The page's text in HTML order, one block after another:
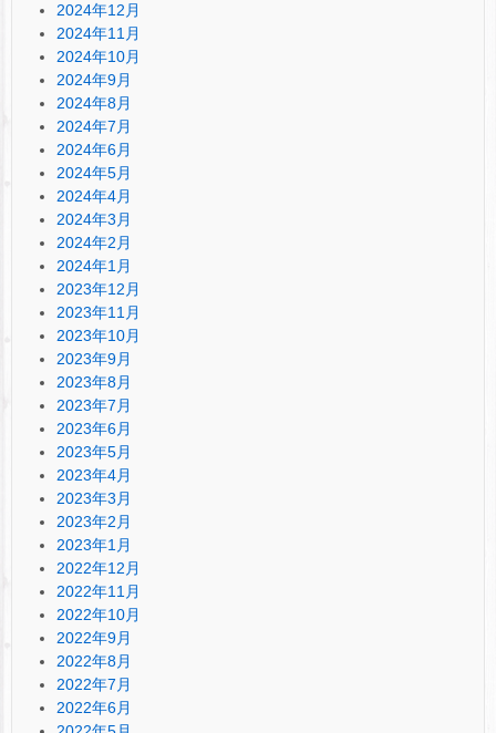
2024年12月
2024年11月
2024年10月
2024年9月
2024年8月
2024年7月
2024年6月
2024年5月
2024年4月
2024年3月
2024年2月
2024年1月
2023年12月
2023年11月
2023年10月
2023年9月
2023年8月
2023年7月
2023年6月
2023年5月
2023年4月
2023年3月
2023年2月
2023年1月
2022年12月
2022年11月
2022年10月
2022年9月
2022年8月
2022年7月
2022年6月